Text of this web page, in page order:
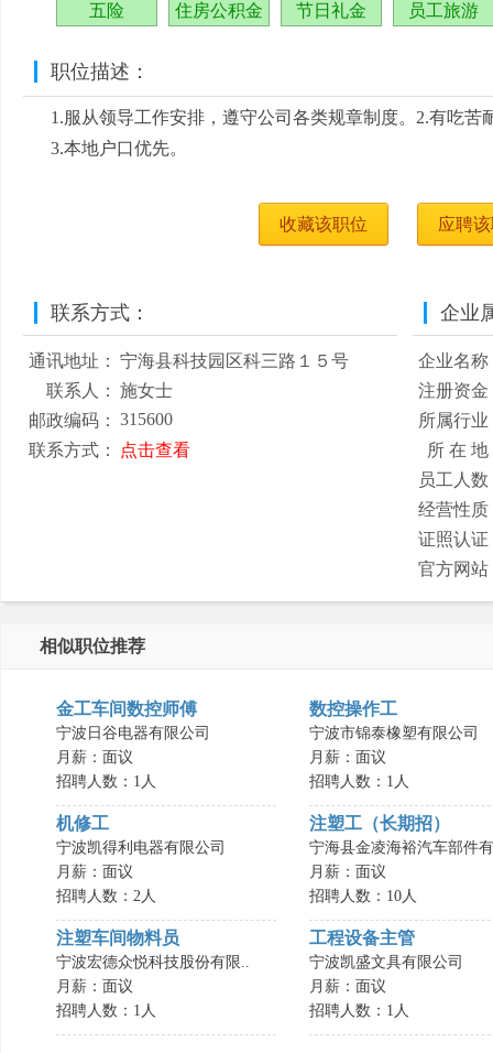
五险 住房公积金 节日礼金 员工旅游
职位描述：
1.服从领导工作安排，遵守公司各类规章制度。2.有吃苦
3.本地户口优先。
收藏该职位 应聘
联系方式：
通讯地址：
宁海县科技园区科三路１５号
联系人：
施女士
邮政编码：
315600
联系方式：
点击查看
企业
企业名称
注册资金
所属行业
所 在 地
员工人数
经营性质
证照认证
官方网站
相似职位推荐
金工车间数控师傅
宁波日谷电器有限公司
月薪：面议
招聘人数：1人
数控操作工
宁波市锦泰橡塑有限公司
月薪：面议
招聘人数：1人
机修工
宁波凯得利电器有限公司
月薪：面议
招聘人数：2人
注塑工（长期招）
宁海县金凌海裕汽车部件
月薪：面议
招聘人数：10人
注塑车间物料员
宁波宏德众悦科技股份有限..
月薪：面议
招聘人数：1人
工程设备主管
宁波凯盛文具有限公司
月薪：面议
招聘人数：1人